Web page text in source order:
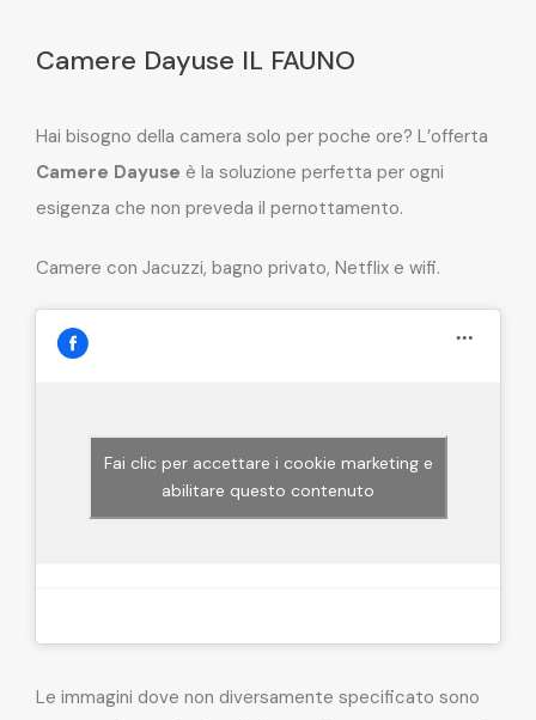
Camere Dayuse IL FAUNO
Hai bisogno della camera solo per poche ore? L’offerta
Camere Dayuse è la soluzione perfetta per ogni
esigenza che non preveda il pernottamento.
Camere con Jacuzzi, bagno privato, Netflix e wifi.
Fai clic per accettare i cookie marketing e
abilitare questo contenuto
Le immagini dove non diversamente specificato sono